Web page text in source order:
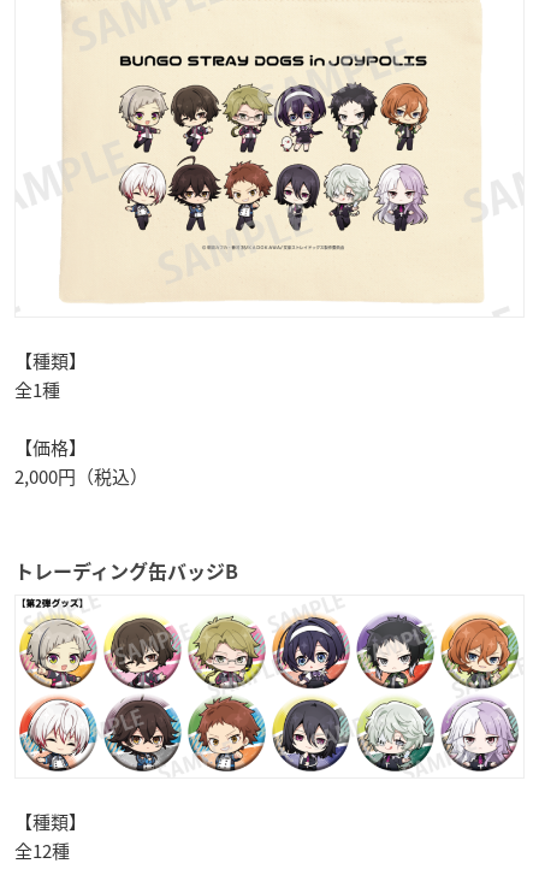
【種類】
全1種
【価格】
2,000円（税込）
トレーディング缶バッジB
【種類】
全12種